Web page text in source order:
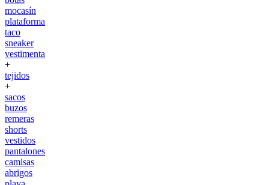
mocasín
plataforma
taco
sneaker
vestimenta
+
tejidos
+
sacos
buzos
remeras
shorts
vestidos
pantalones
camisas
abrigos